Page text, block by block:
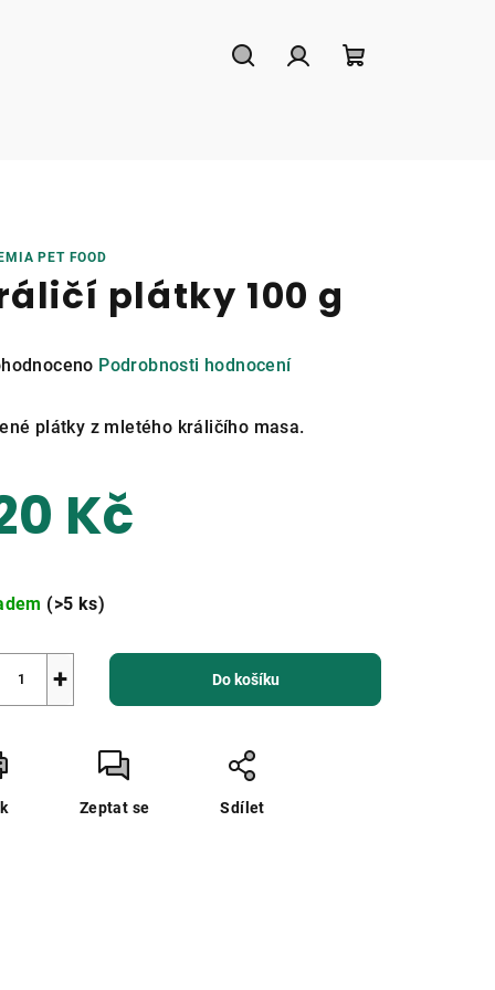
PET FOOD
plátky 100 g
Podrobnosti hodnocení
plátky z mletého králičího masa.
Kč
(>5 ks)
+ Do košíku
Zeptat se Sdílet